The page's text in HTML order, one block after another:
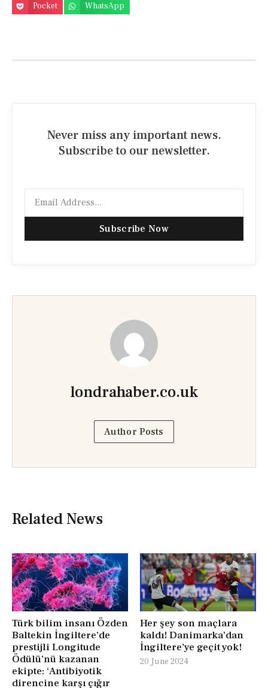
Pocket
WhatsApp
Never miss any important news.
Subscribe to our newsletter.
Subscribe Now
londrahaber.co.uk
Author Posts
Related News
Türk bilim insanı Özden
Baltekin İngiltere’de
prestijli Longitude
Ödülü’nü kazanan
ekipte: ‘Antibiyotik
direncine karşı çığır
Her şey son maçlara
kaldı! Danimarka’dan
İngiltere’ye geçit yok!
20 June 2024